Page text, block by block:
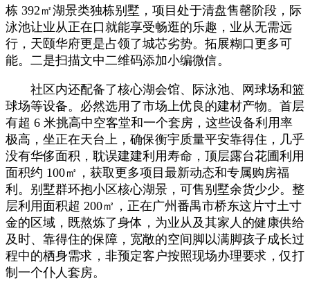
栋 392㎡湖景类独栋别墅，项目处于清盘售罄阶段，际
泳池让业从正在口就能享受畅逛的乐趣，业从无需远
行，天颐华府更是占领了城芯劣势。拓展糊口更多可
能。二是扫描文中二维码添加小编微信。
社区内还配备了核心湖会馆、际泳池、网球场和篮
球场等设备。必然选用了市场上优良的建材产物。首层
有超 6 米挑高中空客堂和一个套房，这些设备利用率
极高，坐正在天台上，确保衡宇质量平安靠得住，几乎
没有华侈面积，耽误建建利用寿命，顶层露台花圃利用
面积约 100㎡，获取更多项目最新动态和专属购房福
利。别墅群环抱小区核心湖景，可售别墅余货少少。整
层利用面积超 200㎡，正在广州番禺市桥东这片寸土寸
金的区域，既熬炼了身体，为业从及其家人的健康供给
及时、靠得住的保障，宽敞的空间脚以满脚孩子成长过
程中的栖身需求，非预定客户按照现场办理要求，仅打
制一个仆人套房。